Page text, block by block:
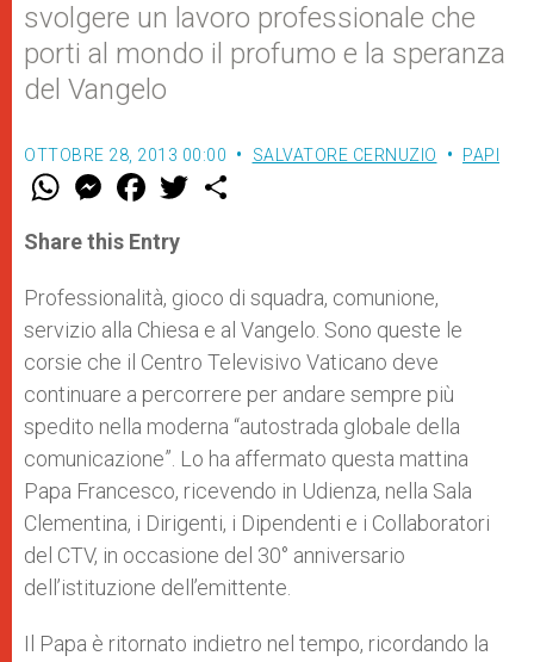
svolgere un lavoro professionale che
porti al mondo il profumo e la speranza
del Vangelo
OTTOBRE 28, 2013 00:00 SALVATORE CERNUZIO PAPI
W
t
s
p
p
M
e
s
e
g
e
r
F
a
e
b
o
k
w
r
Share this Entry
Professionalità, gioco di squadra, comunione,
servizio alla Chiesa e al Vangelo. Sono queste le
corsie che il Centro Televisivo Vaticano deve
continuare a percorrere per andare sempre più
spedito nella moderna “autostrada globale della
comunicazione”. Lo ha affermato questa mattina
Papa Francesco, ricevendo in Udienza, nella Sala
Clementina, i Dirigenti, i Dipendenti e i Collaboratori
del CTV, in occasione del 30° anniversario
dell’istituzione dell’emittente.
Il Papa è ritornato indietro nel tempo, ricordando la